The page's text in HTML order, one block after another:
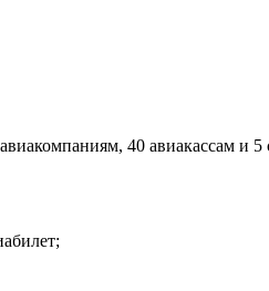
40 авиакассам и 5